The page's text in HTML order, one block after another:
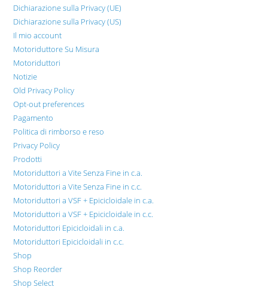
Dichiarazione sulla Privacy (UE)
Dichiarazione sulla Privacy (US)
Il mio account
Motoriduttore Su Misura
Motoriduttori
Notizie
Old Privacy Policy
Opt-out preferences
Pagamento
Politica di rimborso e reso
Privacy Policy
Prodotti
Motoriduttori a Vite Senza Fine in c.a.
Motoriduttori a Vite Senza Fine in c.c.
Motoriduttori a VSF + Epicicloidale in c.a.
Motoriduttori a VSF + Epicicloidale in c.c.
Motoriduttori Epicicloidali in c.a.
Motoriduttori Epicicloidali in c.c.
Shop
Shop Reorder
Shop Select